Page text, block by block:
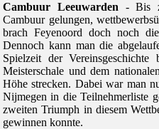
Cambuur Leeuwarden - Bis
Cambuur gelungen,
brach Feyenoord doch noch
Dennoch kann man die
Spielzeit der
Meisterschale und dem
Höhe strecken. Dabei war man
Nijmegen in die Teilnehmerliste
zweiten Triumph in diesem
gewinnen konnte.